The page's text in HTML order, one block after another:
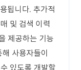
됩니다. 추가적
및 검색 이력
제공하는 기능
사용자들이
있도록 개발할